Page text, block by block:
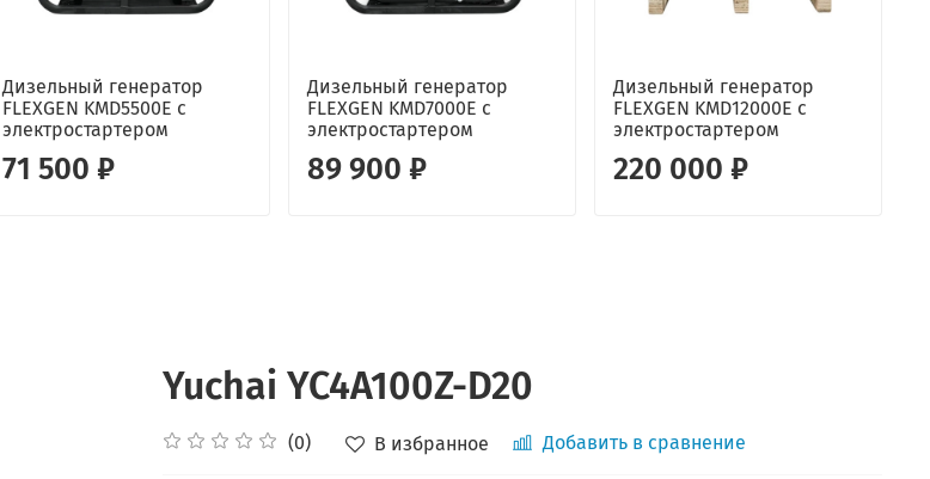
Дизельный генератор
FLEXGEN KMD5500E с
электростартером
71 500 ₽
Дизельный генератор
FLEXGEN KMD7000E с
электростартером
89 900 ₽
Дизельный генератор
FLEXGEN KMD12000E с
электростартером
220 000 ₽
Yuchai YC4A100Z-D20
(0) В избранное Добавить в сравнение